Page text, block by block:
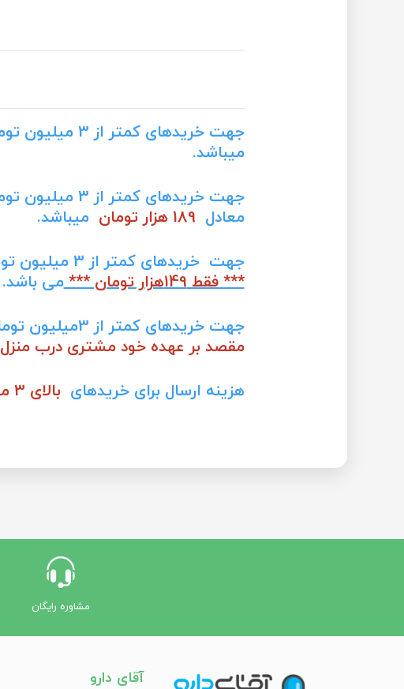
جهت خریدهای کمتر از 3 میلیون تومان هزینه ارسال از طریق
میباشد.
جهت خریدهای کمتر از 3 میلیون تومان هزینه ارسال از طریق
معادل 189 هزار تومان
میباشد.
جهت خریدهای کمتر از 3 میلیون تومان
*** فقط 149هزار تومان ***
می باشد.
جهت خریدهای کمتر از 3میلیون تومان
مقصد بر عهده خود مشتری درب منزل
هزینه ارسال برای خریدهایبالای 3 میلیون تومان
مشاوره رایگان
آقای دارو